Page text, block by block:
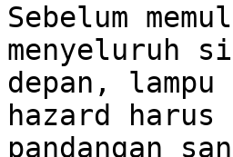
Sebelum
menyeluruh
depan,
hazard
pandangan